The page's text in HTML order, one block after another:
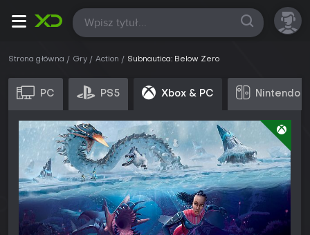
Wszystkie
Strona główna Gry Action Subnautica: Below Zero
PC PS5 Xbox & PC Nintendo